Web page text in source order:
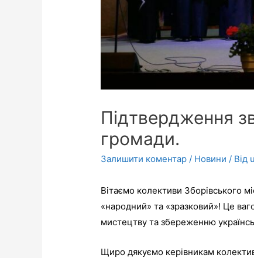
Підтвердження
громади.
Залишити коментар / Новини / Від
Вітаємо колективи Зборівського
«народний» та «зразковий»! Це
мистецтву та збереженню
Щиро дякуємо керівникам